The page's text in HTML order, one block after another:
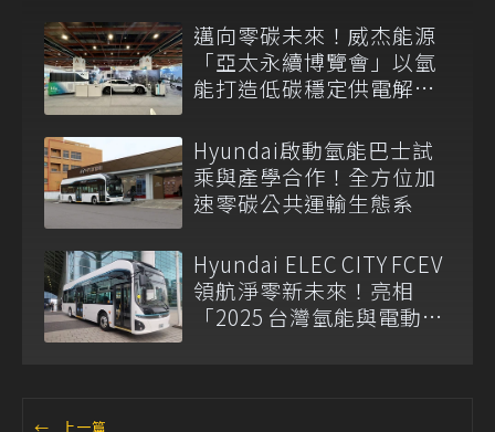
邁向零碳未來！威杰能源
「亞太永續博覽會」以氫
能打造低碳穩定供電解決
Hyundai啟動氫能巴士試
乘與產學合作！全方位加
速零碳公共運輸生態系
Hyundai ELEC CITY FCEV
領航淨零新未來！亮相
「2025 台灣氫能與電動大
← 上一篇